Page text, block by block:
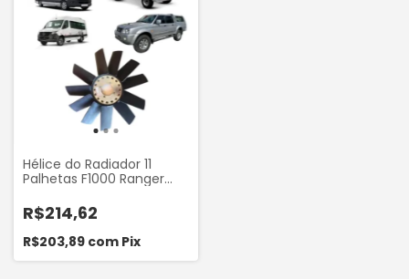
Hélice do Radiador 11
Palhetas F1000 Ranger
R$214,62
R$203,89 com Pix